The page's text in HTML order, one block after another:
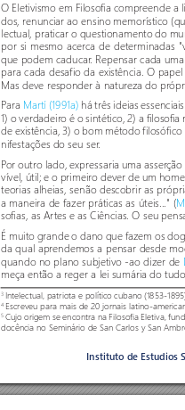
Instituto de Estudios
O Eletivismo em Filosofia compreende a
dos, renunciar ao ensino memorístico
lectual, praticar o questionamento do
por si mesmo acerca de determinadas
que podem caducar. Repensar cada
para cada desafio da existência. O papel
Mas deve responder à natureza do pr
Para Martí (1991a) há três ideias
1) o verdadeiro é o sintético, 2) a filosofia
de existência, 3) o bom método
nifestações do seu ser.
Por outro lado, expressaria uma asserção
vível, útil; e o primeiro dever de um
teorias alheias, senão descobrir as
a maneira de fazer práticas as úteis..." (
sofias, as Artes e as Ciências. O seu
É muito grande o dano que fazem os
da qual aprendemos a pensar desde
quando no plano subjetivo -ao dizer de
meça então a reger a lei sumária do
3 Intelectual, patriota e político cubano (1853-
4 Escreveu para mais de 20 jornais latino-
5 Cujo origem se encontra na Filosofia Eletiva,
docência no Seminário de San Carlos y San